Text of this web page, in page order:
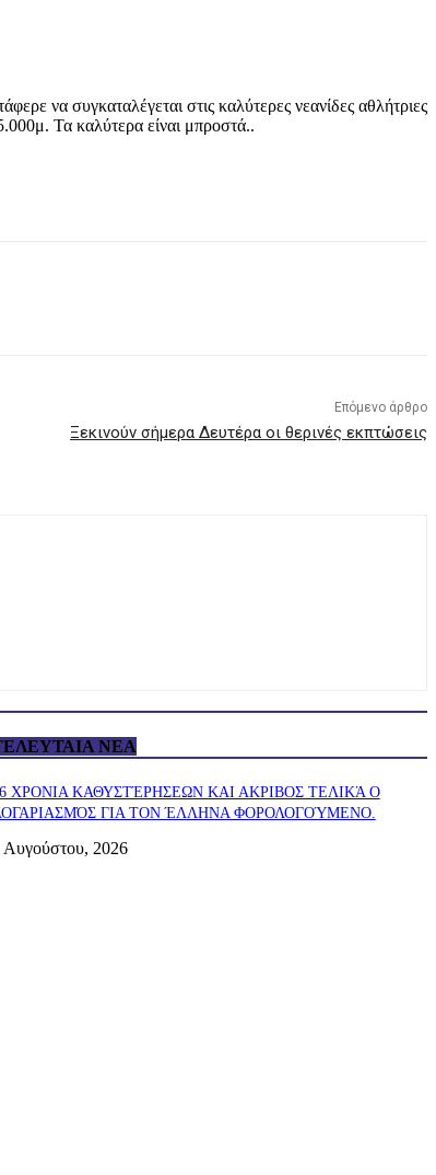
να συγκαταλέγεται στις καλύτερες νεανίδες αθλήτριες
Τα καλύτερα είναι μπροστά..
Επόμενο άρθρο
Ξεκινούν σήμερα Δευτέρα οι θερινές εκπτώσεις
ΝΈΑ
ΧΡΟΝΙΑ ΚΑΘΥΣΤΈΡΗΣΕΩΝ ΚΑΙ ΑΚΡΙΒΟΣ ΤΕΛΙΚΆ Ο
ΓΙΑ ΤΟΝ ΈΛΛΗΝΑ ΦΟΡΟΛΟΓΟΎΜΕΝΟ.
Αυγούστου, 2026